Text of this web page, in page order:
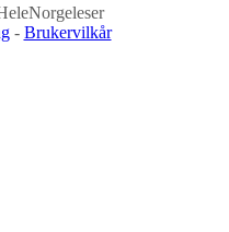
- Brukervilkår